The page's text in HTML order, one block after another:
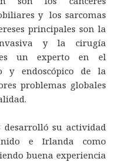
y los sarcomas
principales son la
y la cirugía
es un experto en el
y endoscópico de la
problemas globales
desarrolló su actividad
e Irlanda como
buena experiencia